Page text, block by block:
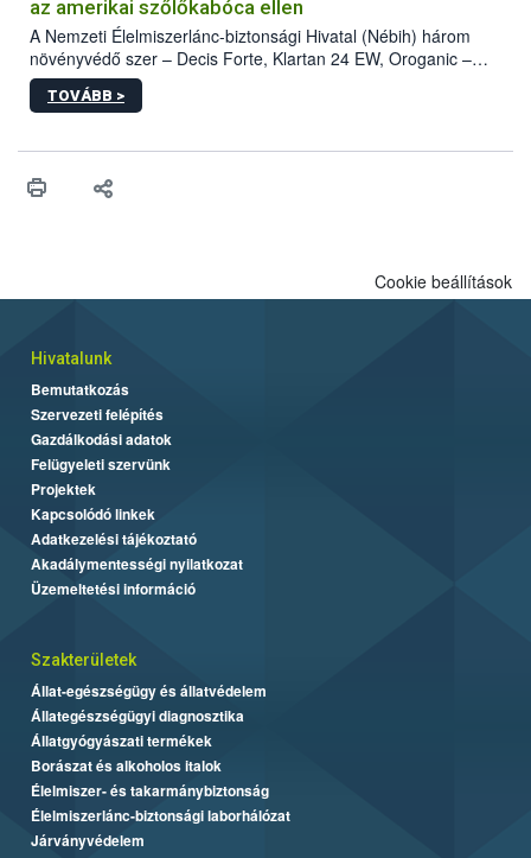
az amerikai szőlőkabóca ellen
A Nemzeti Élelmiszerlánc-biztonsági Hivatal (Nébih) három
növényvédő szer – Decis Forte, Klartan 24 EW, Oroganic –
engedélyokiratát módosította, így azok a szüretet követően,
egészen a vesszőérettség (BBCH 91) stádiumáig
érésű szőlőkben is legyen lehetőség a károsító elleni további
felhasználók számára is elérhető és ökológiai termesztésben is
TOVÁBB >
Cookie beállítások
Hivatalunk
Bemutatkozás
Szervezeti felépítés
Gazdálkodási adatok
Felügyeleti szervünk
Projektek
Kapcsolódó linkek
Adatkezelési tájékoztató
Akadálymentességi nyilatkozat
Üzemeltetési információ
Szakterületek
Állat-egészségügy és állatvédelem
Állategészségügyi diagnosztika
Állatgyógyászati termékek
Borászat és alkoholos italok
Élelmiszer- és takarmánybiztonság
Élelmiszerlánc-biztonsági laborhálózat
Járványvédelem